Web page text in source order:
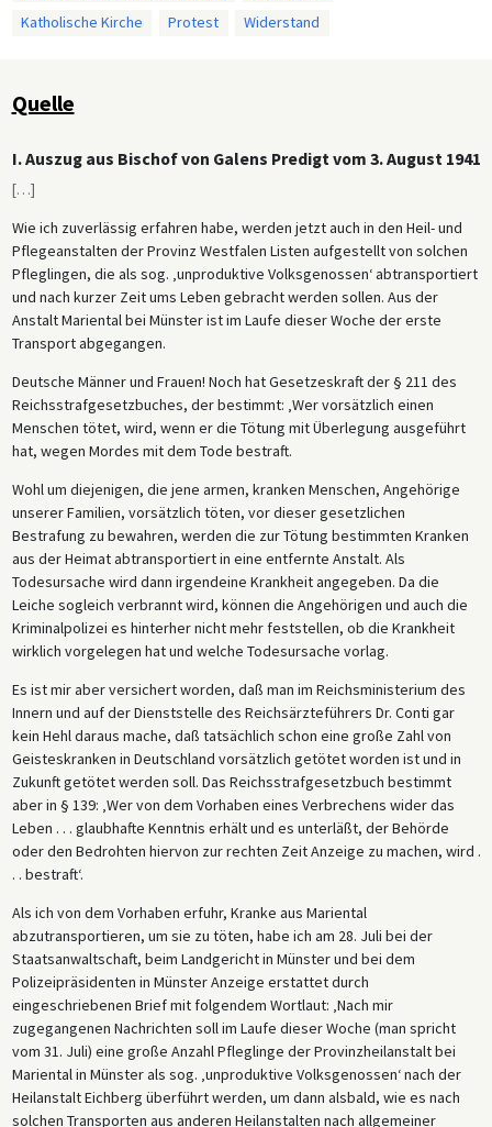
Katholische Kirche
Protest Widerstand
Quelle
I. Auszug aus Bischof von Galens Predigt vom 3. August 1941
[…]
Wie ich zuverlässig erfahren habe, werden jetzt auch in den Heil- und
Pflegeanstalten der Provinz Westfalen Listen aufgestellt von solchen
Pfleglingen, die als sog. ‚unproduktive Volksgenossen‘ abtransportiert
und nach kurzer Zeit ums Leben gebracht werden sollen. Aus der
Anstalt Mariental bei Münster ist im Laufe dieser Woche der erste
Transport abgegangen.
Deutsche Männer und Frauen! Noch hat Gesetzeskraft der § 211 des
Reichsstrafgesetzbuches, der bestimmt: ‚Wer vorsätzlich einen
Menschen tötet, wird, wenn er die Tötung mit Überlegung ausgeführt
hat, wegen Mordes mit dem Tode bestraft.
Wohl um diejenigen, die jene armen, kranken Menschen, Angehörige
unserer Familien, vorsätzlich töten, vor dieser gesetzlichen
Bestrafung zu bewahren, werden die zur Tötung bestimmten Kranken
aus der Heimat abtransportiert in eine entfernte Anstalt. Als
Todesursache wird dann irgendeine Krankheit angegeben. Da die
Leiche sogleich verbrannt wird, können die Angehörigen und auch die
Kriminalpolizei es hinterher nicht mehr feststellen, ob die Krankheit
wirklich vorgelegen hat und welche Todesursache vorlag.
Es ist mir aber versichert worden, daß man im Reichsministerium des
Innern und auf der Dienststelle des Reichsärzteführers Dr. Conti gar
kein Hehl daraus mache, daß tatsächlich schon eine große Zahl von
Geisteskranken in Deutschland vorsätzlich getötet worden ist und in
Zukunft getötet werden soll. Das Reichsstrafgesetzbuch bestimmt
aber in § 139: ‚Wer von dem Vorhaben eines Verbrechens wider das
Leben . . . glaubhafte Kenntnis erhält und es unterläßt, der Behörde
oder den Bedrohten hiervon zur rechten Zeit Anzeige zu machen, wird .
. . bestraft‘.
Als ich von dem Vorhaben erfuhr, Kranke aus Mariental
abzutransportieren, um sie zu töten, habe ich am 28. Juli bei der
Staatsanwaltschaft, beim Landgericht in Münster und bei dem
Polizeipräsidenten in Münster Anzeige erstattet durch
eingeschriebenen Brief mit folgendem Wortlaut: ‚Nach mir
zugegangenen Nachrichten soll im Laufe dieser Woche (man spricht
vom 31. Juli) eine große Anzahl Pfleglinge der Provinzheilanstalt bei
Mariental in Münster als sog. ‚unproduktive Volksgenossen‘ nach der
Heilanstalt Eichberg überführt werden, um dann alsbald, wie es nach
solchen Transporten aus anderen Heilanstalten nach allgemeiner